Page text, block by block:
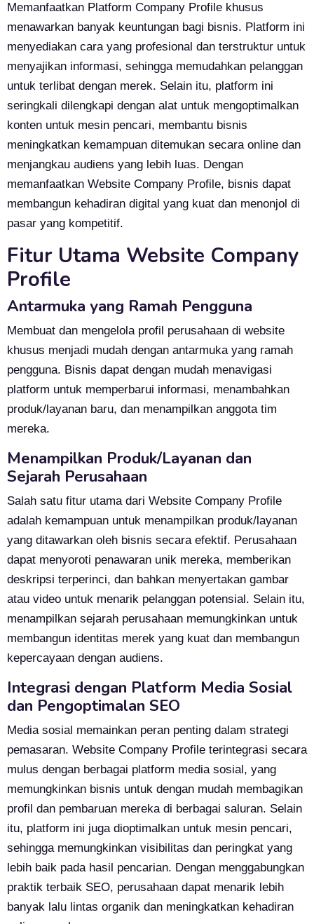
Memanfaatkan Platform Company Profile khusus
menawarkan banyak keuntungan bagi bisnis. Platform ini
menyediakan cara yang profesional dan terstruktur untuk
menyajikan informasi, sehingga memudahkan pelanggan
untuk terlibat dengan merek. Selain itu, platform ini
seringkali dilengkapi dengan alat untuk mengoptimalkan
konten untuk mesin pencari, membantu bisnis
meningkatkan kemampuan ditemukan secara online dan
menjangkau audiens yang lebih luas. Dengan
memanfaatkan Website Company Profile, bisnis dapat
membangun kehadiran digital yang kuat dan menonjol di
pasar yang kompetitif.
Fitur Utama Website Company
Profile
Antarmuka yang Ramah Pengguna
Membuat dan mengelola profil perusahaan di website
khusus menjadi mudah dengan antarmuka yang ramah
pengguna. Bisnis dapat dengan mudah menavigasi
platform untuk memperbarui informasi, menambahkan
produk/layanan baru, dan menampilkan anggota tim
mereka.
Menampilkan Produk/Layanan dan
Sejarah Perusahaan
Salah satu fitur utama dari Website Company Profile
adalah kemampuan untuk menampilkan produk/layanan
yang ditawarkan oleh bisnis secara efektif. Perusahaan
dapat menyoroti penawaran unik mereka, memberikan
deskripsi terperinci, dan bahkan menyertakan gambar
atau video untuk menarik pelanggan potensial. Selain itu,
menampilkan sejarah perusahaan memungkinkan untuk
membangun identitas merek yang kuat dan membangun
kepercayaan dengan audiens.
Integrasi dengan Platform Media Sosial
dan Pengoptimalan SEO
Media sosial memainkan peran penting dalam strategi
pemasaran. Website Company Profile terintegrasi secara
mulus dengan berbagai platform media sosial, yang
memungkinkan bisnis untuk dengan mudah membagikan
profil dan pembaruan mereka di berbagai saluran. Selain
itu, platform ini juga dioptimalkan untuk mesin pencari,
sehingga memungkinkan visibilitas dan peringkat yang
lebih baik pada hasil pencarian. Dengan menggabungkan
praktik terbaik SEO, perusahaan dapat menarik lebih
banyak lalu lintas organik dan meningkatkan kehadiran